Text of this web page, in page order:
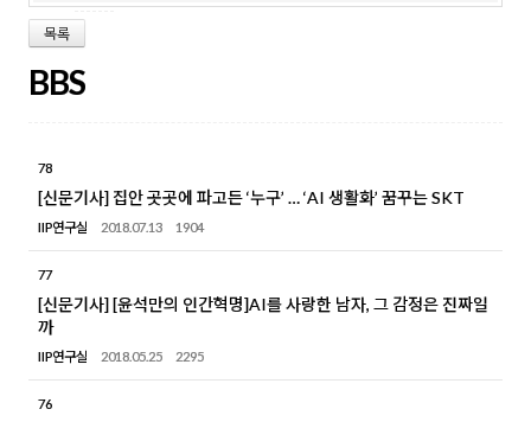
목록
BBS
78
[신문기사] 집안 곳곳에 파고든 ‘누구’ … ‘AI 생활화’ 꿈꾸는 SKT
IIP연구실 2018.07.13 1904
77
[신문기사] [윤석만의 인간혁명]AI를 사랑한 남자, 그 감정은 진짜일
까
IIP연구실 2018.05.25 2295
76